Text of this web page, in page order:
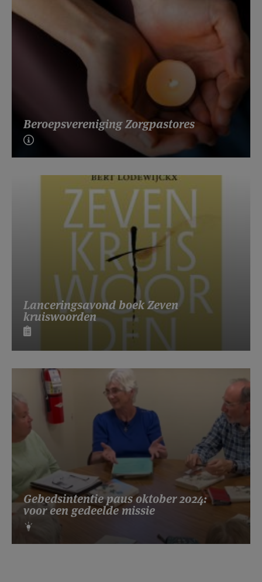
Beroepsvereniging Zorgpastores
Lanceringsavond boek Zeven
kruiswoorden
Gebedsintentie paus oktober 2024:
voor een gedeelde missie